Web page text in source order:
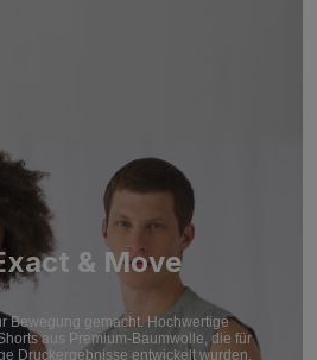
& Move
Bewegung gemacht. Hochwertige
aus Premium-Baumwolle, die für
Druckergebnisse entwickelt wurden.